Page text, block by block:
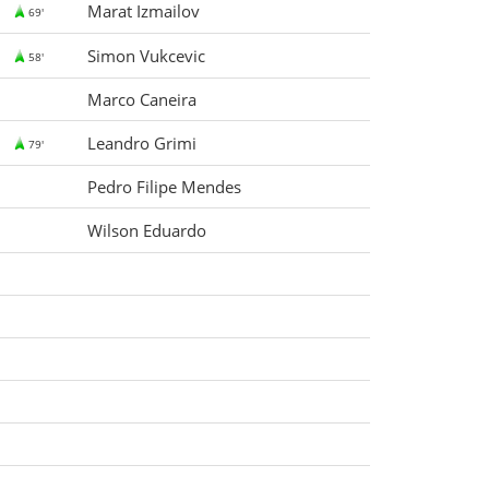
69' Marat Izmailov
58'
Simon Vukcevic
Marco Caneira
79'
Leandro Grimi
Pedro Filipe Mendes
Wilson Eduardo